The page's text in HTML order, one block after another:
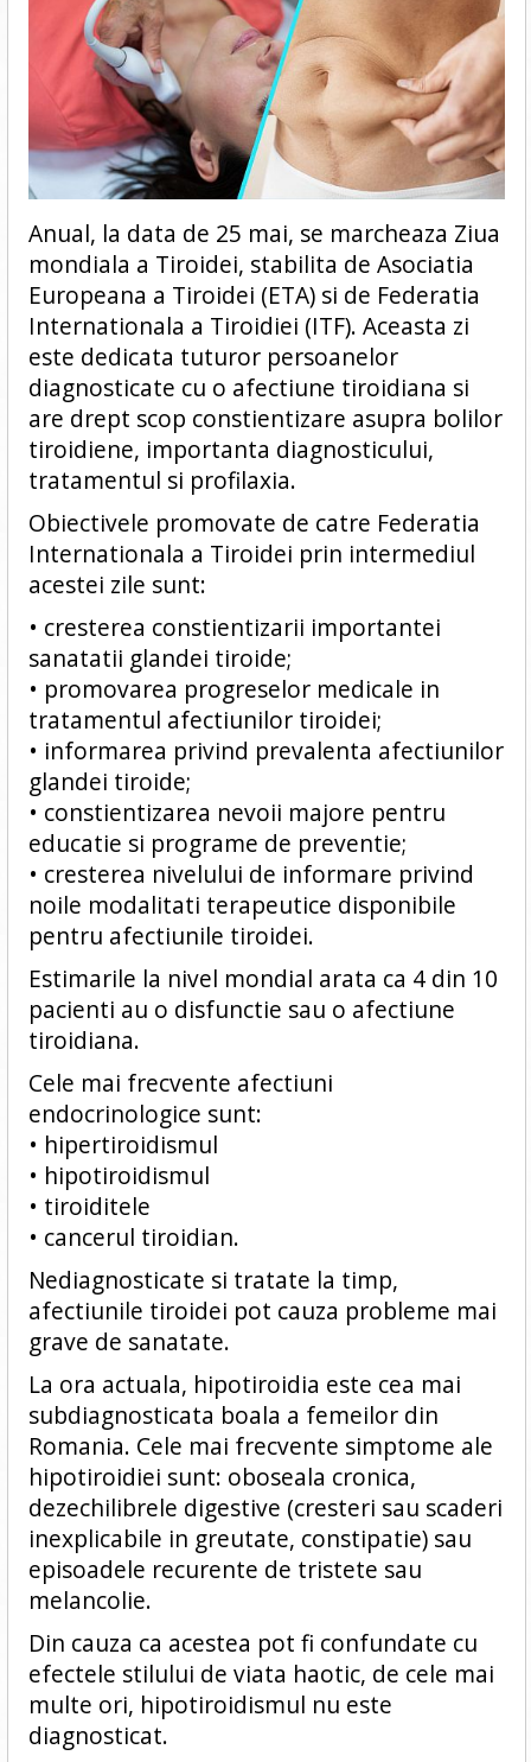
Anual, la data de 25 mai, se marcheaza Ziua
mondiala a Tiroidei, stabilita de Asociatia
Europeana a Tiroidei (ETA) si de Federatia
Internationala a Tiroidiei (ITF). Aceasta zi
este dedicata tuturor persoanelor
diagnosticate cu o afectiune tiroidiana si
are drept scop constientizare asupra bolilor
tiroidiene, importanta diagnosticului,
tratamentul si profilaxia.
Obiectivele promovate de catre Federatia
Internationala a Tiroidei prin intermediul
acestei zile sunt:
• cresterea constientizarii importantei
sanatatii glandei tiroide;
• promovarea progreselor medicale in
tratamentul afectiunilor tiroidei;
• informarea privind prevalenta afectiunilor
glandei tiroide;
• constientizarea nevoii majore pentru
educatie si programe de preventie;
• cresterea nivelului de informare privind
noile modalitati terapeutice disponibile
pentru afectiunile tiroidei.
Estimarile la nivel mondial arata ca 4 din 10
pacienti au o disfunctie sau o afectiune
tiroidiana.
Cele mai frecvente afectiuni
endocrinologice sunt:
• hipertiroidismul
• hipotiroidismul
• tiroiditele
• cancerul tiroidian.
Nediagnosticate si tratate la timp,
afectiunile tiroidei pot cauza probleme mai
grave de sanatate.
La ora actuala, hipotiroidia este cea mai
subdiagnosticata boala a femeilor din
Romania. Cele mai frecvente simptome ale
hipotiroidiei sunt: oboseala cronica,
dezechilibrele digestive (cresteri sau scaderi
inexplicabile in greutate, constipatie) sau
episoadele recurente de tristete sau
melancolie.
Din cauza ca acestea pot fi confundate cu
efectele stilului de viata haotic, de cele mai
multe ori, hipotiroidismul nu este
diagnosticat.